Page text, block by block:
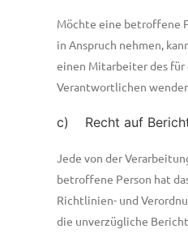
Möchte eine betroffene
in Anspruch nehmen,
einen Mitarbeiter des für
Verantwortlichen
c) Recht auf
Jede von der
betroffene Person hat
Richtlinien- und
die unverzügliche